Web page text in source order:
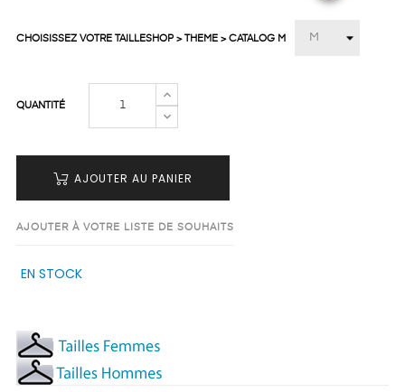
CHOISISSEZ VOTRE TAILLESHOP > THEME > CATALOG M
QUANTITÉ
AJOUTER AU PANIER
AJOUTER À VOTRE LISTE DE SOUHAITS
EN STOCK